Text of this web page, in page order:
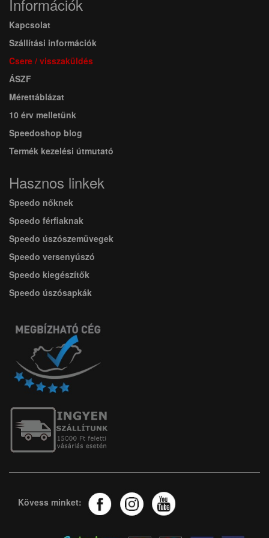
Információk
Kapcsolat
Szállítási információk
Csere / visszaküldés
ÁSZF
Mérettáblázat
10 érv melletünk
Speedoshop blog
Termék kezelési útmutató
Hasznos linkek
Speedo nőknek
Speedo férfiaknak
Speedo úszószemüvegek
Speedo versenyúszó
Speedo kiegészítők
Speedo úszósapkák
Kövess minket: